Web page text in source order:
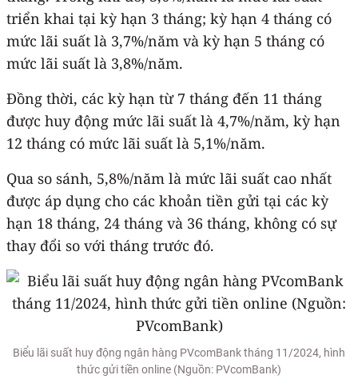
triển khai tại kỳ hạn 3 tháng; kỳ hạn 4 tháng có
mức lãi suất là 3,7%/năm và kỳ hạn 5 tháng có
mức lãi suất là 3,8%/năm.
Đồng thời, các kỳ hạn từ 7 tháng đến 11 tháng
được huy động mức lãi suất là 4,7%/năm, kỳ hạn
12 tháng có mức lãi suất là 5,1%/năm.
Qua so sánh, 5,8%/năm là mức lãi suất cao nhất
được áp dụng cho các khoản tiền gửi tại các kỳ
hạn 18 tháng, 24 tháng và 36 tháng, không có sự
thay đổi so với tháng trước đó.
Biểu lãi suất huy động ngân hàng PVcomBank tháng 11/2024, hình
thức gửi tiền online (Nguồn: PVcomBank)